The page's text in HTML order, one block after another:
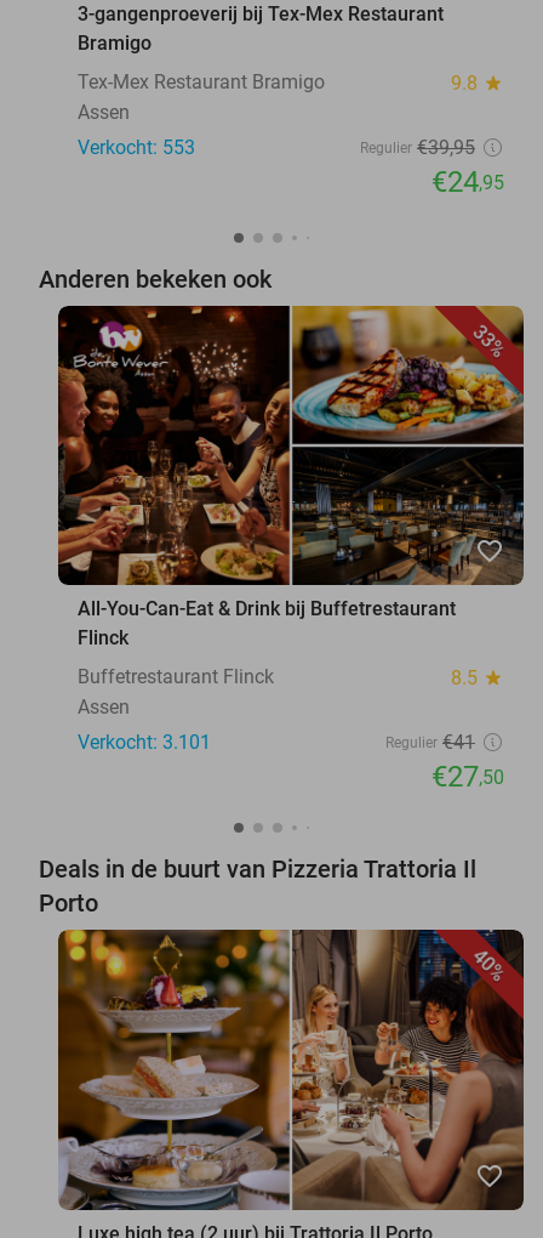
3-gangenproeverij bij Tex-Mex Restaurant
Bramigo
Tex-Mex Restaurant Bramigo
9.8 star
Assen
Verkocht: 553
Regulier €39,95
€24,95
Anderen bekeken ook
33%
favorite_border
All-You-Can-Eat & Drink bij Buffetrestaurant
Flinck
Buffetrestaurant Flinck
8.5 star
Assen
Verkocht: 3.101
Regulier €41
€27,50
Deals in de buurt van Pizzeria Trattoria Il
Porto
40%
favorite_border